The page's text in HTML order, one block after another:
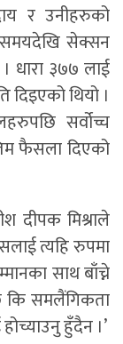
र उनीहरुको
समयदेखि सेक्सन
धारा ३७७ लाई
थियो ।
सर्वोच्च
फैसला दिएको
दीपक मिश्राले
त्यहि रुपमा
साथ बाँच्ने
कि समलैंगिकता
हुँदैन ।’